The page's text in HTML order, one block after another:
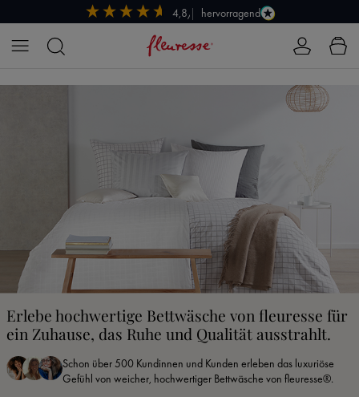
Zum Hauptinhalt springen hervorragend
4,8/5
Erlebe hochwertige Bettwäsche von fleuresse für
ein Zuhause, das Ruhe und Qualität ausstrahlt.
Schon über 500 Kundinnen und Kunden erleben das luxuriöse
Gefühl von weicher, hochwertiger Bettwäsche von fleuresse®.